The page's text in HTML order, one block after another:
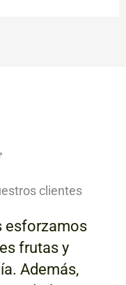
clientes
esforzamos
frutas y
Además,